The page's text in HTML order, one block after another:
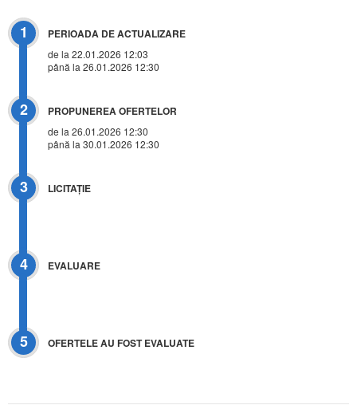
1 PERIOADA DE ACTUALIZARE
de la 22.01.2026 12:03
până la 26.01.2026 12:30
2 PROPUNEREA OFERTELOR
de la 26.01.2026 12:30
până la 30.01.2026 12:30
3 LICITAŢIE
4 EVALUARE
5 OFERTELE AU FOST EVALUATE